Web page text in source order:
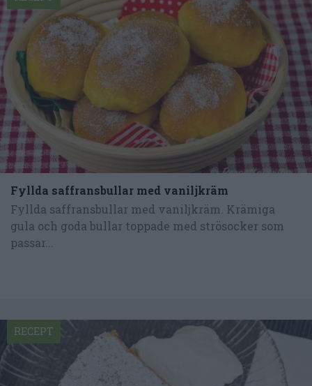
Fyllda saffransbullar med vaniljkräm
Fyllda saffransbullar med vaniljkräm. Krämiga
gula och goda bullar toppade med strösocker som
passar...
RECEPT